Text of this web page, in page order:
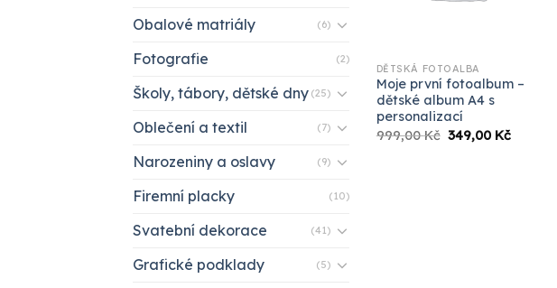
Obalové matriály (6)
Fotografie (2)
Školy, tábory, dětské dny (25)
Oblečení a textil (7)
Narozeniny a oslavy (9)
Firemní placky (10)
Svatební dekorace (41)
Grafické podklady (5)
DĚTSKÁ FOTOALBA
Moje první fotoalbum –
dětské album A4 s
personalizací
999,00Kč Původní
cena
349,00 KčAktuální